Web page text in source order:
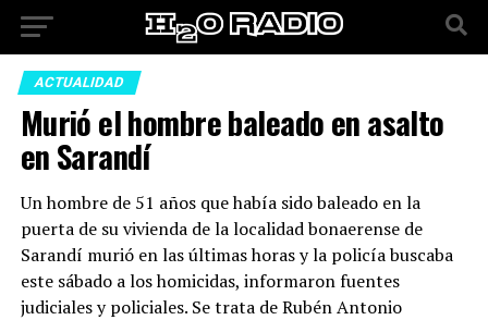
ACTUALIDAD
Murió el hombre baleado en asalto
en Sarandí
Un hombre de 51 años que había sido baleado en la
puerta de su vivienda de la localidad bonaerense de
Sarandí murió en las últimas horas y la policía buscaba
este sábado a los homicidas, informaron fuentes
judiciales y policiales. Se trata de Rubén Antonio